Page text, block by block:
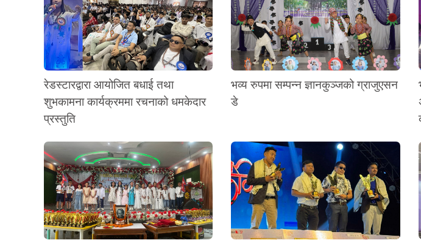
रेडस्टारद्वारा आयोजित बधाई तथा
शुभकामना कार्यक्रममा रचनाको धमकेदार
प्रस्तुति
भव्य रुपमा सम्पन्न ज्ञानकुञ्जको ग्राजुएसन
डे